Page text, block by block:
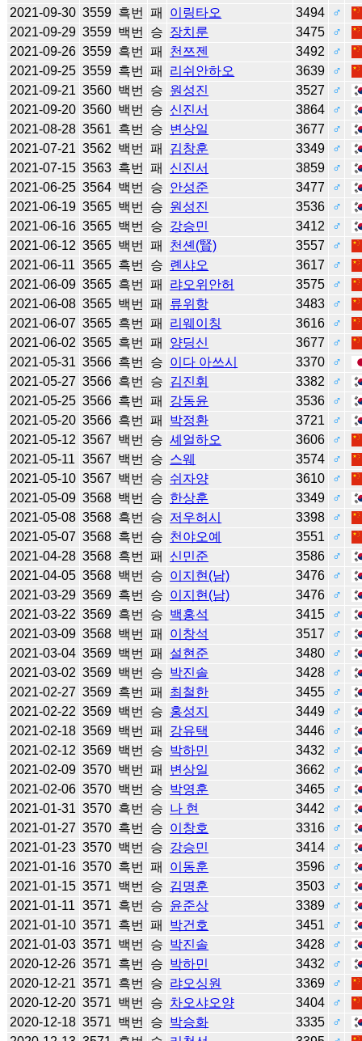
2021-09-30 3559 흑번 패 이링타오 3494
♂
2021-09-29 3559 백번 승 장치룬 3475
♂
2021-09-26 3559 흑번 패 천쯔젠 3492
♂
2021-09-25 3559 흑번 패 리쉬안하오 3639
♂
2021-09-21 3560 백번 승 원성진 3527
♂
2021-09-20 3560 백번 승 신진서 3864
♂
2021-08-28 3561 흑번 승 변상일 3677
♂
2021-07-21 3562 백번 패 김창훈 3349
♂
2021-07-15 3563 흑번 패 신진서 3859
♂
2021-06-25 3564 백번 승 안성준 3477
♂
2021-06-19 3565 백번 승 원성진 3536
♂
2021-06-16 3565 백번 승 강승민 3412
♂
2021-06-12 3565 백번 패 천셴(賢) 3557
♂
2021-06-11 3565 흑번 승 롄샤오 3617
♂
2021-06-09 3565 흑번 패 랴오위안허 3575
♂
2021-06-08 3565 백번 패 류위항 3483
♂
2021-06-07 3565 흑번 패 리웨이칭 3616
♂
2021-06-02 3565 흑번 패 양딩신 3677
♂
2021-05-31 3566 흑번 승 이다 아쓰시 3370
♂
2021-05-27 3566 흑번 승 김진휘 3382
♂
2021-05-25 3566 흑번 패 강동윤 3536
♂
2021-05-20 3566 흑번 패 박정환 3721
♂
2021-05-12 3567 백번 승 셰얼하오 3606
♂
2021-05-11 3567 백번 승 스웨 3574
♂
2021-05-10 3567 백번 승 쉬자양 3610
♂
2021-05-09 3568 백번 승 한상훈 3349
♂
2021-05-08 3568 흑번 승 저우허시 3398
♂
2021-05-07 3568 흑번 승 천야오예 3551
♂
2021-04-28 3568 흑번 패 신민준 3586
♂
2021-04-05 3568 백번 승 이지현(남) 3476
♂
2021-03-29 3569 흑번 승 이지현(남) 3476
♂
2021-03-22 3569 흑번 승 백홍석 3415
♂
2021-03-09 3568 백번 패 이창석 3517
♂
2021-03-04 3569 백번 패 설현준 3480
♂
2021-03-02 3569 백번 승 박진솔 3428
♂
2021-02-27 3569 흑번 패 최철한 3455
♂
2021-02-22 3569 백번 승 홍성지 3449
♂
2021-02-18 3569 백번 패 강유택 3446
♂
2021-02-12 3569 백번 승 박하민 3432
♂
2021-02-09 3570 백번 패 변상일 3662
♂
2021-02-06 3570 백번 승 박영훈 3465
♂
2021-01-31 3570 흑번 승 나 현 3442
♂
2021-01-27 3570 흑번 승 이창호 3316
♂
2021-01-23 3570 백번 승 강승민 3414
♂
2021-01-16 3570 흑번 패 이동훈 3596
♂
2021-01-15 3571 백번 승 김명훈 3503
♂
2021-01-11 3571 흑번 승 윤준상 3389
♂
2021-01-10 3571 흑번 패 박건호 3451
♂
2021-01-03 3571 백번 승 박진솔 3428
♂
2020-12-26 3571 흑번 승 박하민 3432
♂
2020-12-21 3571 흑번 승 랴오싱원 3369
♂
2020-12-20 3571 백번 승 차오샤오양 3404
♂
2020-12-18 3571 백번 승 박승화 3335
♂